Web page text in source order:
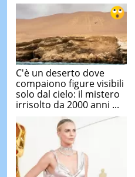
C'è un deserto dove
compaiono figure visibili
solo dal cielo: il mistero
irrisolto da 2000 anni ...